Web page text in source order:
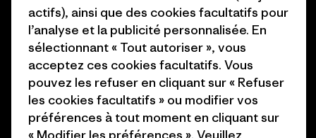
Comment nous
finançons
Nos magasins
Programme d’affiliation
Patagonia Luxembourg Plan du
site
actifs), ainsi que des cookies facultatifs pour
l’analyse et la publicité personnalisée. En
sélectionnant « Tout autoriser », vous
acceptez ces cookies facultatifs. Vous
pouvez les refuser en cliquant sur « Refuser
les cookies facultatifs » ou modifier vos
préférences à tout moment en cliquant sur